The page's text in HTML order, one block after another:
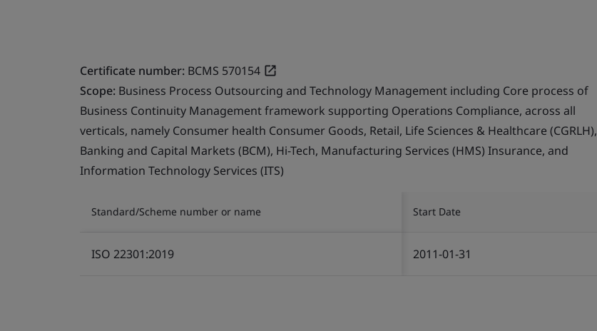
Certificate number: BCMS 570154
Scope: Business Process Outsourcing and Technology Management including Core process of
Business Continuity Management framework supporting Operations Compliance, across all
verticals, namely Consumer health Consumer Goods, Retail, Life Sciences & Healthcare (CGRLH),
Banking and Capital Markets (BCM), Hi-Tech, Manufacturing Services (HMS) Insurance, and
Information Technology Services (ITS)
Standard/Scheme number or name Start Date
ISO 22301:2019 2011-01-31